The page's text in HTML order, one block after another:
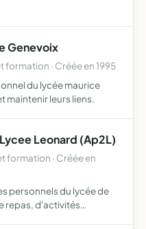
Genevoix
formation · Créée en 1995
du lycée maurice
maintenir leurs liens.
Leonard (Ap2L)
formation · Créée en
personnels du lycée de
repas, d'activités